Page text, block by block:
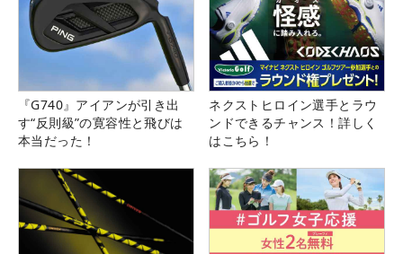
『G740』アイアンが引き出
す“反則級”の寛容性と飛びは
本当だった！
ネクストヒロイン選手とラウ
ンドできるチャンス！詳しく
はこちら！